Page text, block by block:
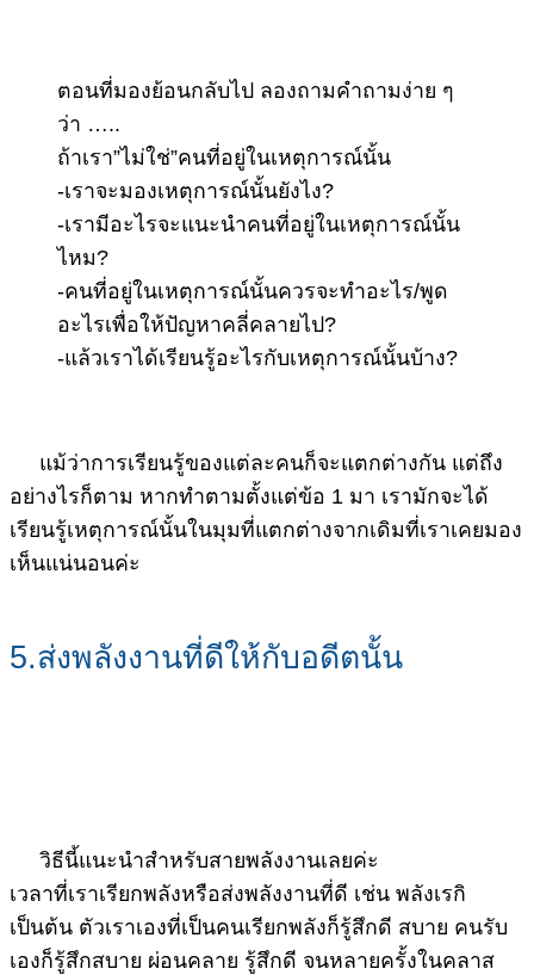
ตอนที่มองย้อนกลับไป ลองถามคำถามง่าย ๆ
ว่า …..
ถ้าเรา”ไม่ใช่”คนที่อยู่ในเหตุการณ์นั้น
-เราจะมองเหตุการณ์นั้นยังไง?
-เรามีอะไรจะแนะนำคนที่อยู่ในเหตุการณ์นั้น
ไหม?
-คนที่อยู่ในเหตุการณ์นั้นควรจะทำอะไร/พูด
อะไรเพื่อให้ปัญหาคลี่คลายไป?
-แล้วเราได้เรียนรู้อะไรกับเหตุการณ์นั้นบ้าง?
แม้ว่าการเรียนรู้ของแต่ละคนก็จะแตกต่างกัน แต่ถึง
อย่างไรก็ตาม หากทำตามตั้งแต่ข้อ 1 มา เรามักจะได้
เรียนรู้เหตุการณ์นั้นในมุมที่แตกต่างจากเดิมที่เราเคยมอง
เห็นแน่นอนค่ะ
5.ส่งพลังงานที่ดีให้กับอดีตนั้น
วิธีนี้แนะนำสำหรับสายพลังงานเลยค่ะ
เวลาที่เราเรียกพลังหรือส่งพลังงานที่ดี เช่น พลังเรกิ
เป็นต้น ตัวเราเองที่เป็นคนเรียกพลังก็รู้สึกดี สบาย คนรับ
เองก็รู้สึกสบาย ผ่อนคลาย รู้สึกดี จนหลายครั้งในคลาส